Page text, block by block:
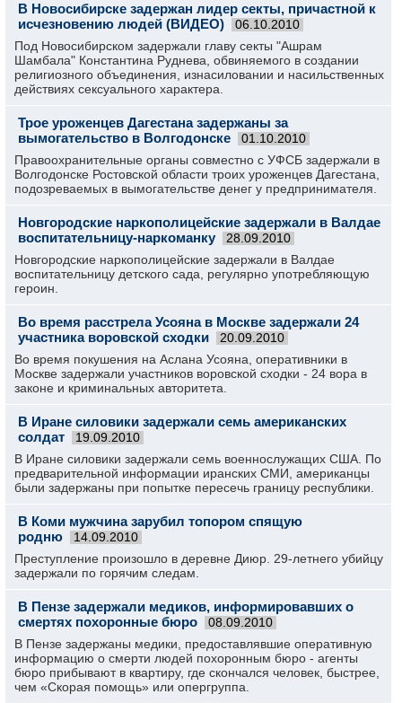
В Новосибирске задержан лидер секты, причастной к
исчезновению людей (ВИДЕО)
06.10.2010
Под Новосибирском задержали главу секты "Ашрам
Шамбала" Константина Руднева, обвиняемого в создании
религиозного объединения, изнасиловании и насильственных
действиях сексуального характера.
Трое уроженцев Дагестана задержаны за
вымогательство в Волгодонске
01.10.2010
Правоохранительные органы совместно с УФСБ задержали в
Волгодонске Ростовской области троих уроженцев Дагестана,
подозреваемых в вымогательстве денег у предпринимателя.
Новгородские наркополицейские задержали в Валдае
воспитательницу-наркоманку
28.09.2010
Новгородские наркополицейские задержали в Валдае
воспитательницу детского сада, регулярно употребляющую
героин.
Во время расстрела Усояна в Москве задержали 24
участника воровской сходки
20.09.2010
Во время покушения на Аслана Усояна, оперативники в
Москве задержали участников воровской сходки - 24 вора в
законе и криминальных авторитета.
В Иране силовики задержали семь американских
солдат
19.09.2010
В Иране силовики задержали семь военнослужащих США. По
предварительной информации иранских СМИ, американцы
были задержаны при попытке пересечь границу республики.
В Коми мужчина зарубил топором спящую
родню
14.09.2010
Преступление произошло в деревне Диюр. 29-летнего убийцу
задержали по горячим следам.
В Пензе задержали медиков, информировавших о
смертях похоронные бюро
08.09.2010
В Пензе задержаны медики, предоставлявшие оперативную
информацию о смерти людей похоронным бюро - агенты
бюро прибывают в квартиру, где скончался человек, быстрее,
чем «Скорая помощь» или опергруппа.